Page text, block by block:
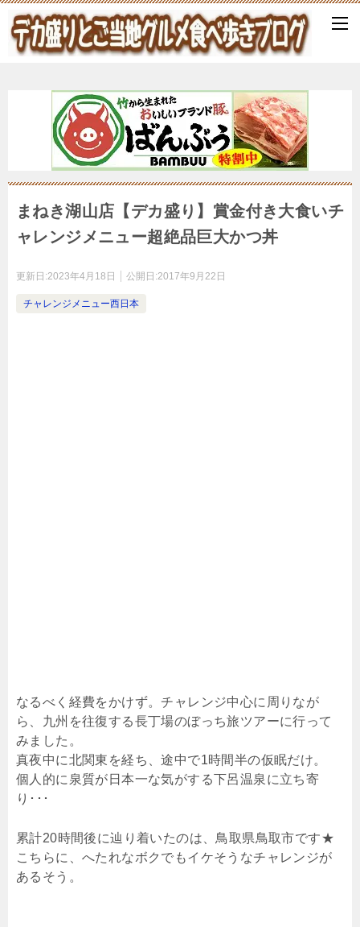
まねき湖山店【デカ盛り】賞金付き大食いチ
ャレンジメニュー超絶品巨大かつ丼
更新日:2023年4月18日 公開日:2017年9月22日
チャレンジメニュー西日本
なるべく経費をかけず。チャレンジ中心に周りなが
ら、九州を往復する長丁場のぼっち旅ツアーに行って
みました。
真夜中に北関東を経ち、途中で1時間半の仮眠だけ。
個人的に泉質が日本一な気がする下呂温泉に立ち寄
り･･･
累計20時間後に辿り着いたのは、鳥取県鳥取市です★
こちらに、へたれなボクでもイケそうなチャレンジが
あるそう。